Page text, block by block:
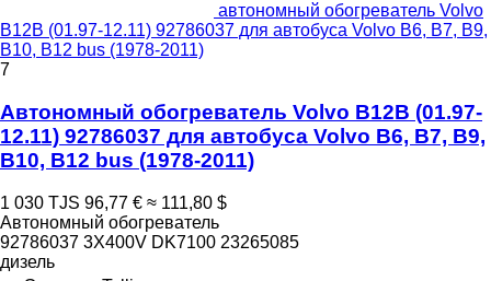
автономный обогреватель Volvo
B12B (01.97-12.11) 92786037 для автобуса Volvo B6, B7, B9,
B10, B12 bus (1978-2011)
7
Автономный обогреватель Volvo B12B (01.97-
12.11) 92786037 для автобуса Volvo B6, B7, B9,
B10, B12 bus (1978-2011)
1 030 TJS 96,77 € ≈ 111,80 $
Автономный обогреватель
92786037 3X400V DK7100 23265085
дизель